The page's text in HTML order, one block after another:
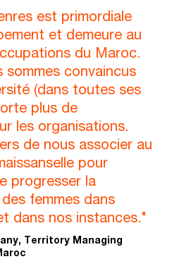
est primordiale
et demeure au
du Maroc.
sommes convaincus
(dans toutes ses
plus de
les organisations.
de nous associer au
pour
progresser la
femmes dans
dans nos instances."
Territory Managing